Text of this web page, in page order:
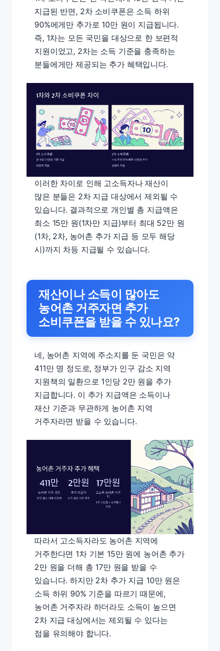
지급된 반면, 2차 소비쿠폰은 소득 하위
90%에게만 추가로 10만 원이 지급됩니다.
즉, 1차는 모든 국민을 대상으로 한 보편적
지원이었고, 2차는 소득 기준을 충족하는
분들에게만 제공되는 추가 혜택입니다.
이러한 차이로 인해 고소득자나 재산이
많은 분들은 2차 지급 대상에서 제외될 수
있습니다. 결과적으로 개인별 총 지급액은
최소 15만 원(1차만 지급)부터 최대 52만 원
(1차, 2차, 농어촌 추가 지급 등 모두 해당
시)까지 차등 지급될 수 있습니다.
재산이나 소득이 많아도
농어촌 거주자면 추가
소비쿠폰을 받을 수 있나요?
네, 농어촌 지역에 주소지를 둔 국민은 약
411만 명 정도로, 정부가 인구 감소 지역
지원책의 일환으로 1인당 2만 원을 추가
지급합니다. 이 추가 지급액은 소득이나
재산 기준과 무관하게 농어촌 지역
거주자라면 받을 수 있습니다.
따라서 고소득자라도 농어촌 지역에
거주한다면 1차 기본 15만 원에 농어촌 추가
2만 원을 더해 총 17만 원을 받을 수
있습니다. 하지만 2차 추가 지급 10만 원은
소득 하위 90% 기준을 따르기 때문에,
농어촌 거주자라 하더라도 소득이 높으면
2차 지급 대상에서는 제외될 수 있다는
점을 유의해야 합니다.